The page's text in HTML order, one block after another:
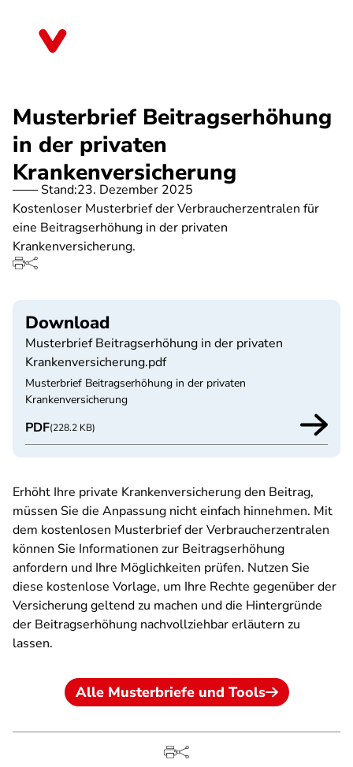
Musterbrief Beitragserhöhung
in der privaten
Krankenversicherung
Stand:23. Dezember 2025
Kostenloser Musterbrief der Verbraucherzentralen für
eine Beitragserhöhung in der privaten
Krankenversicherung.
Download
Musterbrief Beitragserhöhung in der privaten
Krankenversicherung.pdf
Musterbrief Beitragserhöhung in der privaten
Krankenversicherung
PDF(228.2 KB)
Erhöht Ihre private Krankenversicherung den Beitrag,
müssen Sie die Anpassung nicht einfach hinnehmen. Mit
dem kostenlosen Musterbrief der Verbraucherzentralen
können Sie Informationen zur Beitragserhöhung
anfordern und Ihre Möglichkeiten prüfen. Nutzen Sie
diese kostenlose Vorlage, um Ihre Rechte gegenüber der
Versicherung geltend zu machen und die Hintergründe
der Beitragserhöhung nachvollziehbar erläutern zu
lassen.
Alle Musterbriefe und Tools